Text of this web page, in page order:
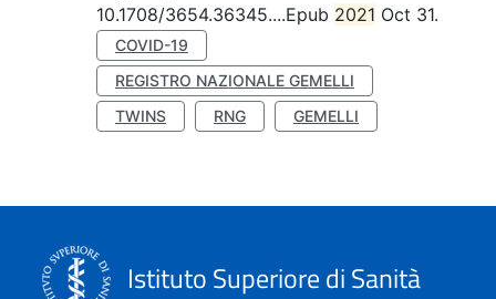
10.1708/3654.36345....Epub 2021 Oct 31.
COVID-19
REGISTRO NAZIONALE GEMELLI
TWINS
RNG GEMELLI
Istituto Superiore di Sanità